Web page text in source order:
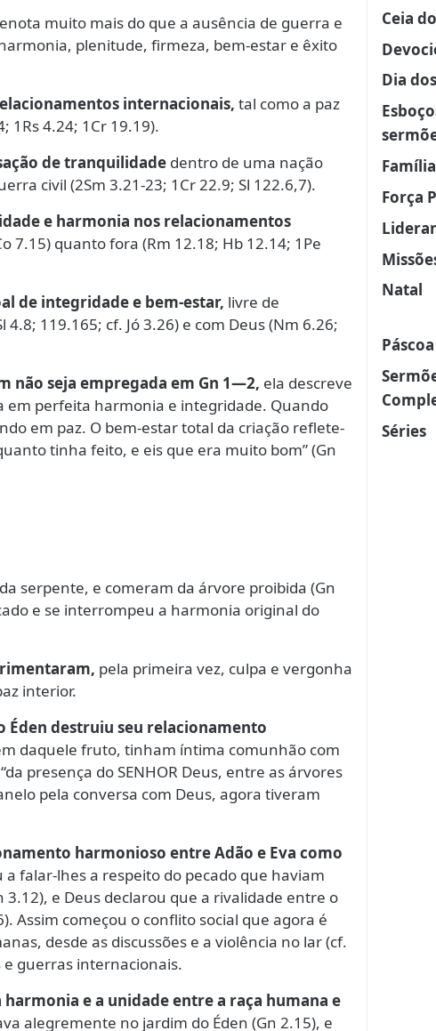
muito mais do que a ausência de guerra e
plenitude, firmeza, bem-estar e êxito
internacionais, tal como a paz
1Rs 4.24; 1Cr 19.19).
de tranquilidade dentro de uma nação
civil (2Sm 3.21-23; 1Cr 22.9; Sl 122.6,7).
e harmonia nos relacionamentos
7.15) quanto fora (Rm 12.18; Hb 12.14; 1Pe
de integridade e bem-estar, livre de
119.165; cf. Jó 3.26) e com Deus (Nm 6.26;
não seja empregada em Gn 1—2, ela descreve
perfeita harmonia e integridade. Quando
em paz. O bem-estar total da criação reflete-
tinha feito, e eis que era muito bom” (Gn
serpente, e comeram da árvore proibida (Gn
e se interrompeu a harmonia original do
pela primeira vez, culpa e vergonha
interior.
Éden destruiu seu relacionamento
daquele fruto, tinham íntima comunhão com
presença do SENHOR Deus, entre as árvores
pela conversa com Deus, agora tiveram
harmonioso entre Adão e Eva como
a falar-lhes a respeito do pecado que haviam
3.12), e Deus declarou que a rivalidade entre o
Assim começou o conflito social que agora é
desde as discussões e a violência no lar (cf.
e guerras internacionais.
e a unidade entre a raça humana e
alegremente no jardim do Éden (Gn 2.15), e
Ceia
Dia
Família
Força
Natal
Páscoa
Séries